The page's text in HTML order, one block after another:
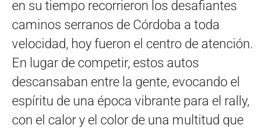
en su tiempo recorrieron los desafiantes
caminos serranos de Córdoba a toda
velocidad, hoy fueron el centro de atención.
En lugar de competir, estos autos
descansaban entre la gente, evocando el
espíritu de una época vibrante para el rally,
con el calor y el color de una multitud que